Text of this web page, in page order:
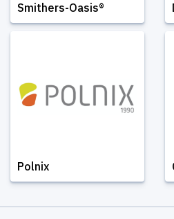
Smithers-Oasis®
Polnix